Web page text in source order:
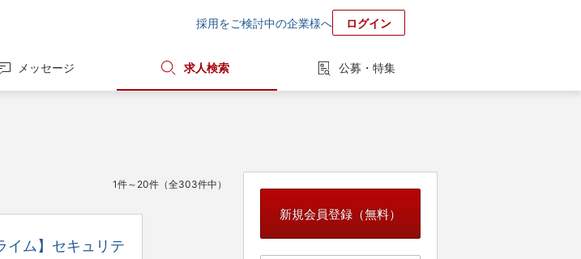
採用をご検討中の企業様へ ログイン
メッセージ 求人検索 公募・特集
1件～20件（全303件中）
イム】セキュリテ
新規会員登録（無料）